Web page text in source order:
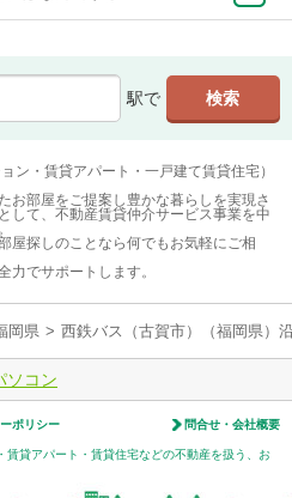
駅で
ン・賃貸アパート・一戸建て賃貸住宅）
お部屋をご提案し豊かな暮らしを実現さ
して、不動産賃貸仲介サービス事業を中
屋探しのことなら何でもお気軽にご相
力でサポートします。
岡県 > 西鉄バス（古賀市）（福岡県）
ソコン
ポリシー 問合せ・会社概要
貸アパート・賃貸住宅などの不動産を扱う、お